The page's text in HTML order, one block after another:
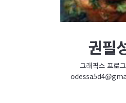
권필
그래픽스 프로